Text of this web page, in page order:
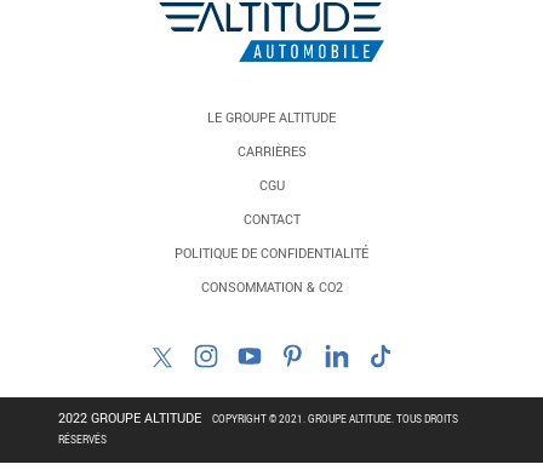
LE GROUPE ALTITUDE
CARRIÈRES
CGU
CONTACT
POLITIQUE DE CONFIDENTIALITÉ
CONSOMMATION & CO2
2022 GROUPE ALTITUDE
COPYRIGHT © 2021. GROUPE ALTITUDE. TOUS DROITS
RÉSERVÉS